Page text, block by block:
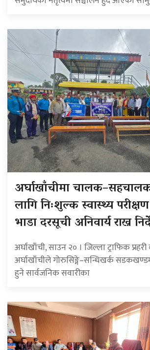
अर्घाखाँचीमा
लागि निःशुल्क स्वास्थ्य
भाडा दरसूची अनिवार्य राख्न
अर्घाखाँची, साउन २० । जिल्ला ट्राफिक
अर्घाखाँचीले गोरुसिङ्गे–सन्धिखर्क
हुने सार्वजनिक सवारीका